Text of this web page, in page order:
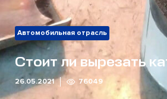
Автомобильная отрасль
Стоит ли вырезать
26.05.2021 76049